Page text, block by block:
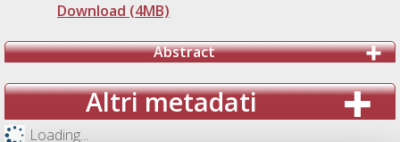
Download (4MB)
Abstract
Altri metadati
Loading...